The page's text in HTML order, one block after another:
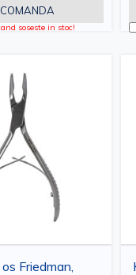
de
soseste in stoc!
Friedman,